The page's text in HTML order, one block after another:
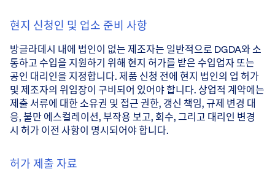
현지 신청인 및 업소 준비 사항
방글라데시 내에 법인이 없는 제조자는 일반적으로 DGDA와 소
통하고 수입을 지원하기 위해 현지 허가를 받은 수입업자 또는
공인 대리인을 지정합니다. 제품 신청 전에 현지 법인의 업 허가
및 제조자의 위임장이 구비되어 있어야 합니다. 상업적 계약에는
제출 서류에 대한 소유권 및 접근 권한, 갱신 책임, 규제 변경 대
응, 불만 에스컬레이션, 부작용 보고, 회수, 그리고 대리인 변경
시 허가 이전 사항이 명시되어야 합니다.
허가 제출 자료